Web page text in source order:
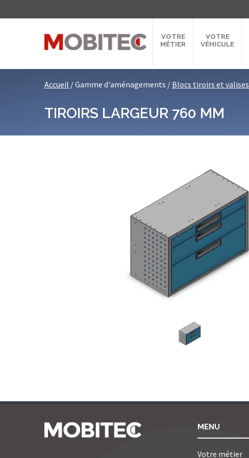
VOTRE
MÉTIER
VOTRE
VÉHICULE
Accueil /Gamme d'aménagements / Blocs tiroirs et valises
TIROIRS LARGEUR 760 MM
MENU
Votre métier